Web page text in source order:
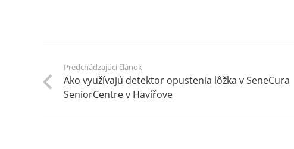
Predchádzajúci článok
Ako využívajú detektor opustenia lôžka v SeneCura
SeniorCentre v Havířove